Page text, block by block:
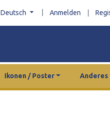
Deutsch Anmelden
Ikonen / Poster Anderes